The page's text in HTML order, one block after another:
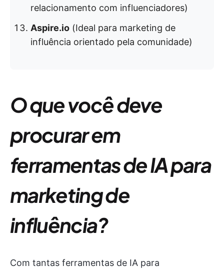
relacionamento com influenciadores)
Aspire.io (Ideal para marketing de
influência orientado pela comunidade)
O que você deve
procurar em
ferramentas de IA para
marketing de
influência?
Com tantas ferramentas de IA para